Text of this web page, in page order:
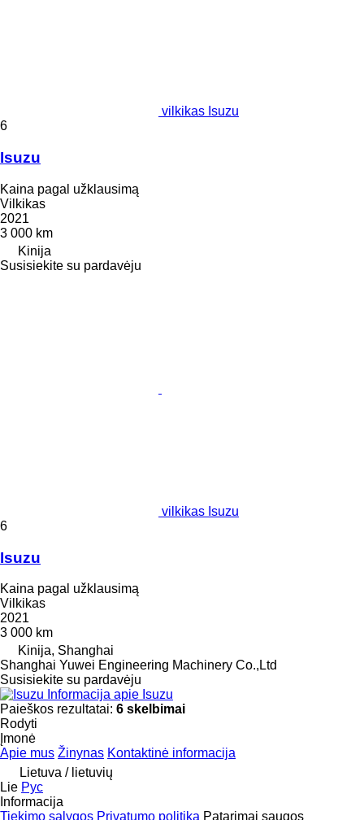
vilkikas Isuzu
6
Isuzu
Kaina pagal užklausimą
Vilkikas
2021
3 000 km
Kinija
Susisiekite su pardavėju
vilkikas Isuzu
6
Isuzu
Kaina pagal užklausimą
Vilkikas
2021
3 000 km
Kinija, Shanghai
Shanghai Yuwei Engineering Machinery Co.,Ltd
Susisiekite su pardavėju
Informacija apie Isuzu
Paieškos rezultatai: 6 skelbimai
Rodyti
Įmonė
Apie mus Žinynas Kontaktinė informacija
Lietuva / lietuvių
Lie Рус
Informacija
Tiekimo sąlygos Privatumo politika Patarimai saugos